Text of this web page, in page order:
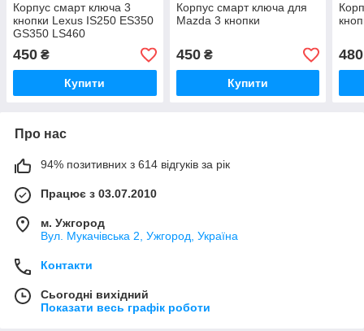
Корпус смарт ключа 3
кнопки Lexus IS250 ES350
GS350 LS460
450 ₴
Купити
Корпус смарт ключа для
Mazda 3 кнопки
450₴
Купити
480
Про нас
94% позитивних з 614 відгуків за рік
Працює з 03.07.2010
м. Ужгород
Вул. Мукачівська 2, Ужгород, Україна
Контакти
Сьогодні вихідний
Показати весь графік роботи